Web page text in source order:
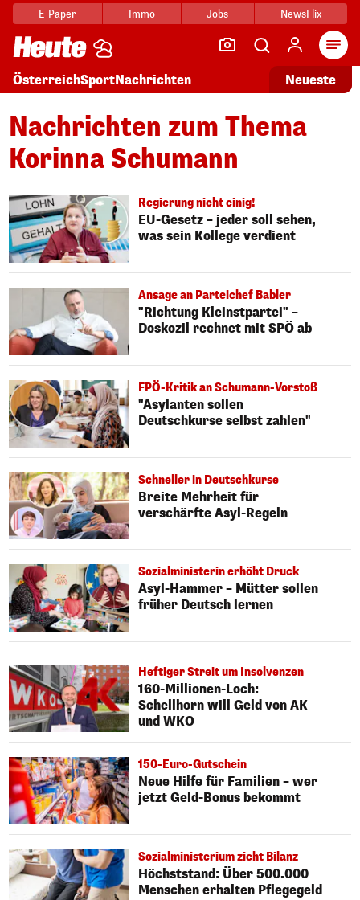
E-Paper Immo Jobs NewsFlix
ÖsterreichSportNachrichten Neueste
Nachrichten zum Thema
Korinna Schumann
Regierung nicht einig!
EU-Gesetz – jeder soll sehen,
was sein Kollege verdient
Ansage an Parteichef Babler
"Richtung Kleinstpartei" –
Doskozil rechnet mit SPÖ ab
FPÖ-Kritik an Schumann-Vorstoß
"Asylanten sollen
Deutschkurse selbst zahlen"
Schneller in Deutschkurse
Breite Mehrheit für
verschärfte Asyl-Regeln
Sozialministerin erhöht Druck
Asyl-Hammer – Mütter sollen
früher Deutsch lernen
Heftiger Streit um Insolvenzen
160-Millionen-Loch:
Schellhorn will Geld von AK
und WKO
150-Euro-Gutschein
Neue Hilfe für Familien – wer
jetzt Geld-Bonus bekommt
Sozialministerium zieht Bilanz
Höchststand: Über 500.000
Menschen erhalten Pflegegeld